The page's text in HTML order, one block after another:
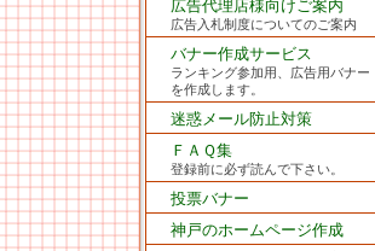
広告代理店様向けご案内
広告入札制度についてのご案内
バナー作成サービス
ランキング参加用、広告用バナー
を作成します。
迷惑メール防止対策
ＦＡＱ集
登録前に必ず読んで下さい。
投票バナー
神戸のホームページ作成